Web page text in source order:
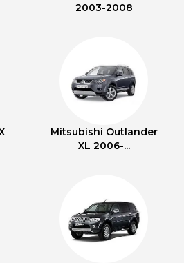
2003-2008
Mitsubishi Outlander
XL 2006-...